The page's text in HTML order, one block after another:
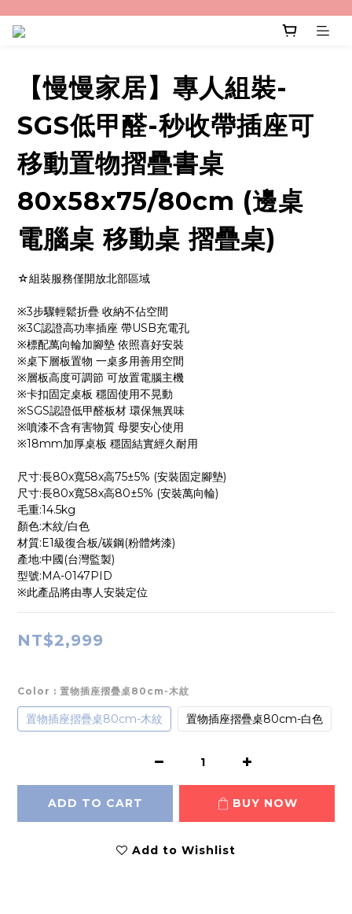
【慢慢家居】專人組裝-
SGS低甲醛-秒收帶插座可
移動置物摺疊書桌
80x58x75/80cm (邊桌
電腦桌 移動桌 摺疊桌)
☆組裝服務僅開放北部區域
※3步驟輕鬆折疊 收納不佔空間
※3C認證高功率插座 帶USB充電孔
※標配萬向輪加腳墊 依照喜好安裝
※桌下層板置物 一桌多用善用空間
※層板高度可調節 可放置電腦主機
※卡扣固定桌板 穩固使用不晃動
※SGS認證低甲醛板材 環保無異味
※噴漆不含有害物質 母嬰安心使用
※18mm加厚桌板 穩固結實經久耐用
尺寸:長80x寬58x高75±5% (安裝固定腳墊)
尺寸:長80x寬58x高80±5% (安裝萬向輪)
毛重:14.5kg
顏色:木紋/白色
材質:E1級復合板/碳鋼(粉體烤漆)
產地:中國(台灣監製)
型號:MA-0147PID
※此產品將由專人安裝定位
NT$2,999
Color : 置物插座摺疊桌80cm-木紋
置物插座摺疊桌80cm-木紋 置物插座摺疊桌80cm-白色
ADD TO CART BUY NOW
Add to Wishlist